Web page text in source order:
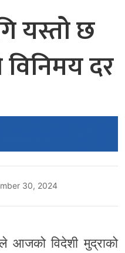
यस्तो छ
विनिमय दर
30, 2024
आजको विदेशी मुद्राको